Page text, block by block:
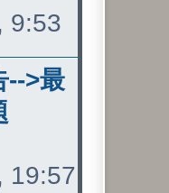
9:53
-->最
19:57